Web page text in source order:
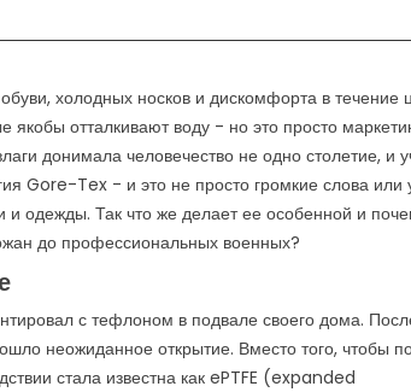
СТОИТ ЗНАТЬ О
1659 Просмотры
Полвека назад была создана
технология Gore-Tex - и это не
просто громкие слова или
удачный маркетинг, а
настоящий...
холодных носков и дискомфорта в течение
отталкивают воду - но это просто
донимала человечество не одно столетие, и
Gore-Tex - и это не просто громкие слова или
одежды. Так что же делает ее особенной и
до профессиональных военных?
с тефлоном в подвале своего дома.
неожиданное открытие. Вместо того, чтобы
стала известна как ePTFE (expanded